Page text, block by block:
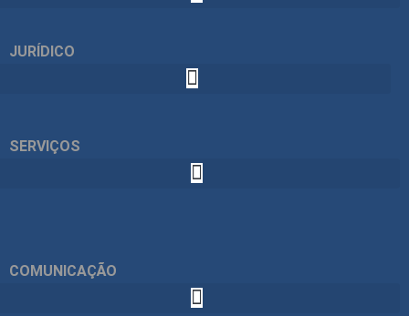
JURÍDICO
SERVIÇOS
COMUNICAÇÃO